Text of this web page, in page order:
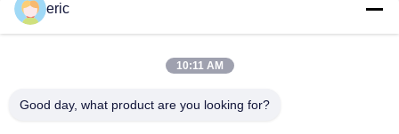
Alliage d'aluminium couvrant la feuille 3003 3105 3xxx en
aluminium en aluminium de feuille pour le toit
PE en aluminium pré peint épais PVDF de feuille de la largeur
eric
10:11 AM
Good day, what product are you looking for?